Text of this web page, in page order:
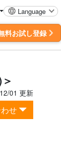
Language
料お試し登録
01 更新
せ